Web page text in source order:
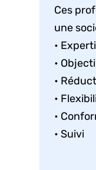
Ces
une
•
•
•
•
•
• Suivi